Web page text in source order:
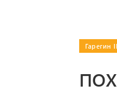
Гарегин II